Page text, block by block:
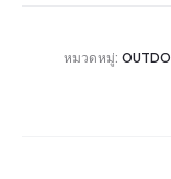
หมวดหมู่: